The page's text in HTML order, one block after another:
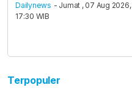
Dailynews - Jumat , 07 Aug 2026,
17:30 WIB
Terpopuler